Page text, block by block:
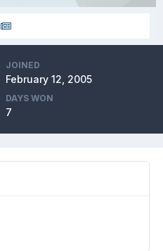
JOINED
February 12, 2005
DAYS WON
7